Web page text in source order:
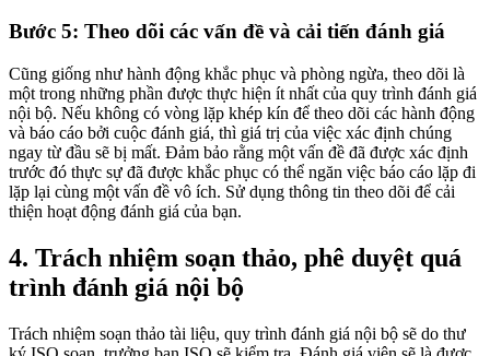
Bước 5: Theo dõi các vấn đề và cải tiến đánh giá
Cũng giống như hành động khắc phục và phòng ngừa, theo dõi là
một trong những phần được thực hiện ít nhất của quy trình đánh giá
nội bộ. Nếu không có vòng lặp khép kín để theo dõi các hành động
và báo cáo bởi cuộc đánh giá, thì giá trị của việc xác định chúng
ngay từ đầu sẽ bị mất. Đảm bảo rằng một vấn đề đã được xác định
trước đó thực sự đã được khắc phục có thể ngăn việc báo cáo lặp đi
lặp lại cùng một vấn đề vô ích. Sử dụng thông tin theo dõi để cải
thiện hoạt động đánh giá của bạn.
4. Trách nhiệm soạn thảo, phê duyệt quá
trình đánh giá nội bộ
Trách nhiệm soạn thảo tài liệu, quy trình đánh giá nội bộ sẽ do thư